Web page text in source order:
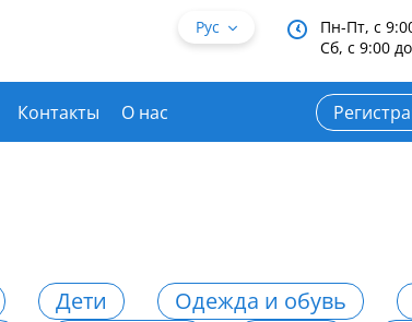
Дети Одежда и обувь
Рус
Пн-Пт, с
Сб, с 9:00
Контакты О нас